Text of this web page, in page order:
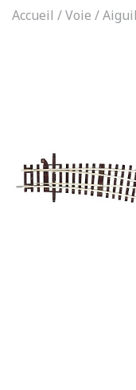
Accueil /Voie /